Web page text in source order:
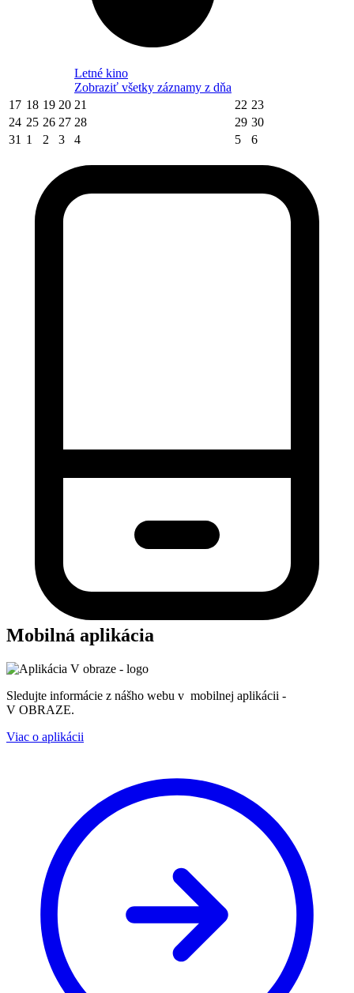
Letné kino
Zobraziť všetky záznamy z dňa
17 18 19 20 21 22 23
24 25 26 27 28 29 30
31 1 2 3 4 5 6
Mobilná aplikácia
Sledujte informácie z nášho webu v mobilnej aplikácii -
V OBRAZE.
Viac o aplikácii